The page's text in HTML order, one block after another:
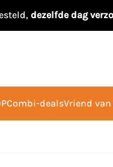
dezelfde dag
Combi-dealsVriend van